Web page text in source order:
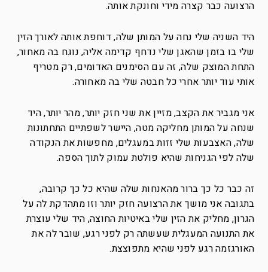
הרצועה כבר קצרה מידי וחונקת אותה.
היד השניה שלי נחה על המותן שלה, דוחפת אותה לאורך הזין
שלי בו בזמן שהאגן שלי נדחף קדימה אליה, נוגח בה מאחור,
התחת המוצק שלה, זה עם הסימנים האדומים, רק מטריף
אותי עוד יותר אחרי כל חבטה שלי בה מאחורה.
אני מגביר את הקצב, מזיין את שני חזק יותר, מהר יותר, היד
שנחה על המותן מחליקה מטה, היישר לשפתיים התחתונות
שלה, האצבעות שלי זזות במעגלים, מחפשות את הנקודה
שלה לפי הגניחות שהיא פולטת עמוק לתוך הספה.
זה כבר כל כך ברור מהאנחות שלה שהיא כל כך קרובה,
בתגובה אני מושך את הרצועה חזק יותר וזו מתהדקת לה על
הגרון, מחליק את הזין שלי באיטיות החוצה, היד שלי עוצרת
את התנועה המעגלית שעשתה רק לפני רגע, שובר לה את
האורגזמה רגע לפני שהיא מתפוצצת.